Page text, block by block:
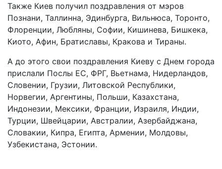
Также Киев получил поздравления от мэров
Познани, Таллинна, Эдинбурга, Вильнюса, Торонто,
Флоренции, Любляны, Софии, Кишинева, Бишкека,
Киото, Афин, Братиславы, Кракова и Тираны.
А до этого свои поздравления Киеву с Днем города
прислали Послы ЕС, ФРГ, Вьетнама, Нидерландов,
Словении, Грузии, Литовской Республики,
Норвегии, Аргентины, Польши, Казахстана,
Индонезии, Мексики, Франции, Израиля, Индии,
Турции, Швейцарии, Австралии, Азербайджана,
Словакии, Кипра, Египта, Армении, Молдовы,
Узбекистана, Эстонии.